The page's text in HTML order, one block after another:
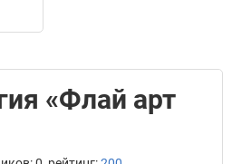
«Флай арт